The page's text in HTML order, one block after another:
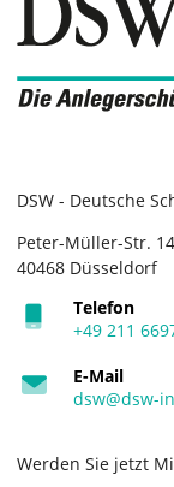
DSW - Deutsche
Peter-Müller-Str. 14
40468 Düsseldorf
Telefon
+49 211
E-Mail
dsw@dsw-
Werden Sie jetzt